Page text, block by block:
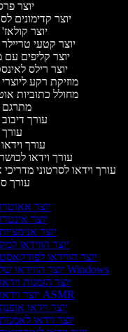
יוצר
יוצר קדימונים
יוצר
יוצר קטעי
יוצר קליפים
יוצר רילס
מוזיקת רקע
מחולל כתוביות
עורך
עורך
עורך וידאו
עורך וידאו לסרטוני
עורך
יוצר
יוצר
יוצר
יוצר הווידאו
יוצר הווידאו
יוצר הווידאו של Windows
יוצר הזמנות
יוצר וידאו ASMR
יוצר וידאו
יוצר וידאו